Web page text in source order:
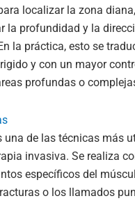
localizar la zona
la profundidad y la
la práctica, esto se
y con un mayor
profundas o
una de las técnicas más
invasiva. Se realiza
específicos del
o los llamados